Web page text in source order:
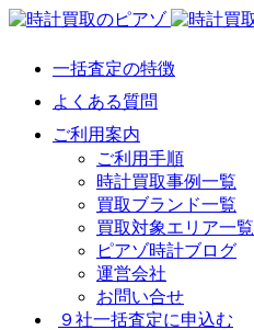
一括査定の特徴
よくある質問
ご利用案内
ご利用手順
時計買取事例一覧
買取ブランド一覧
買取対象エリア一覧
ピアゾ時計ブログ
運営会社
お問い合せ
９社一括査定に申込む